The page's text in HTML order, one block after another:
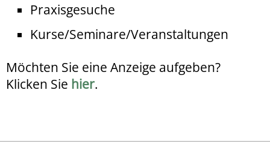
Praxisgesuche
Kurse/Seminare/Veranstaltungen
Möchten Sie eine Anzeige aufgeben?
Klicken Sie hier.